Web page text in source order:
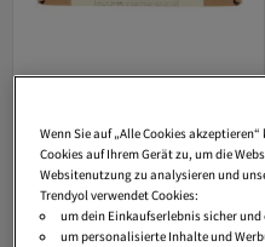
Le Labo Santal 33 Eau De Toilette, 10
ml
Versand Kostenlos
Gratis Versand
Versand Kostenlos
165,48€
In den Warenkorb
Wenn Sie auf „Alle Cookies
Cookies auf Ihrem Gerät zu, um die
Websitenutzung zu analysieren und
Trendyol verwendet Cookies:
um dein Einkaufserlebnis sicher
um personalisierte Inhalte und